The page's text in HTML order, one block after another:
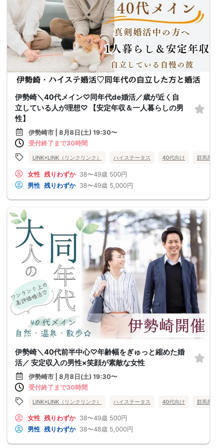
伊勢崎＼40代メイン♡同年代de婚活／歳が近く自
立している人が理想♡ 【安定年収＆一人暮らしの男
性】
伊勢崎市 | 8月8日(土) 19:30〜
受付終了まで30時間
LINK×LINK（リンクリンク） ハイステータス 40代向け 群馬県
女性 残りわずか 38〜49歳 500円
男性 残りわずか 38〜49歳 5,000円
伊勢崎＼40代前半中心♡年齢幅をぎゅっと縮めた婚
活／ 安定収入の男性×笑顔が素敵な女性
伊勢崎市 | 8月8日(土) 19:30〜
受付終了まで30時間
LINK×LINK（リンクリンク） ハイステータス 40代向け 群馬県
女性 残りわずか 38〜49歳 500円
男性 残りわずか 38〜48歳 5,000円